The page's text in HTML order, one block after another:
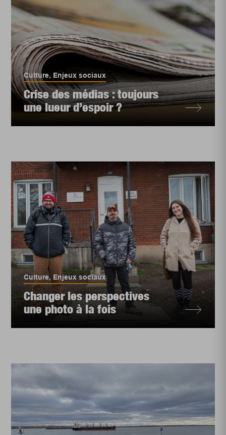
Culture, Enjeux sociaux
Crise des médias : toujours
une lueur d’espoir ?
Culture, Enjeux sociaux
Changer les perspectives
une photo à la fois